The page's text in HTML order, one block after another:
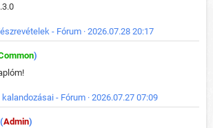
- Fórum · 2026.07.28 20:17
)
- Fórum · 2026.07.27 07:09
Admin)